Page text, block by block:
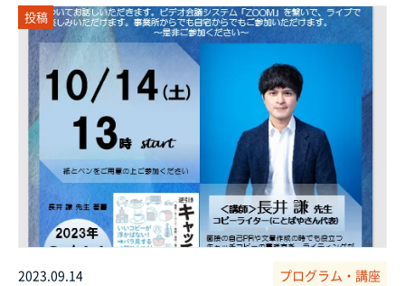
投稿
2023.09.14 プログラム・講座